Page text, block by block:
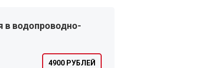
в водопроводно-
4900 РУБЛЕЙ